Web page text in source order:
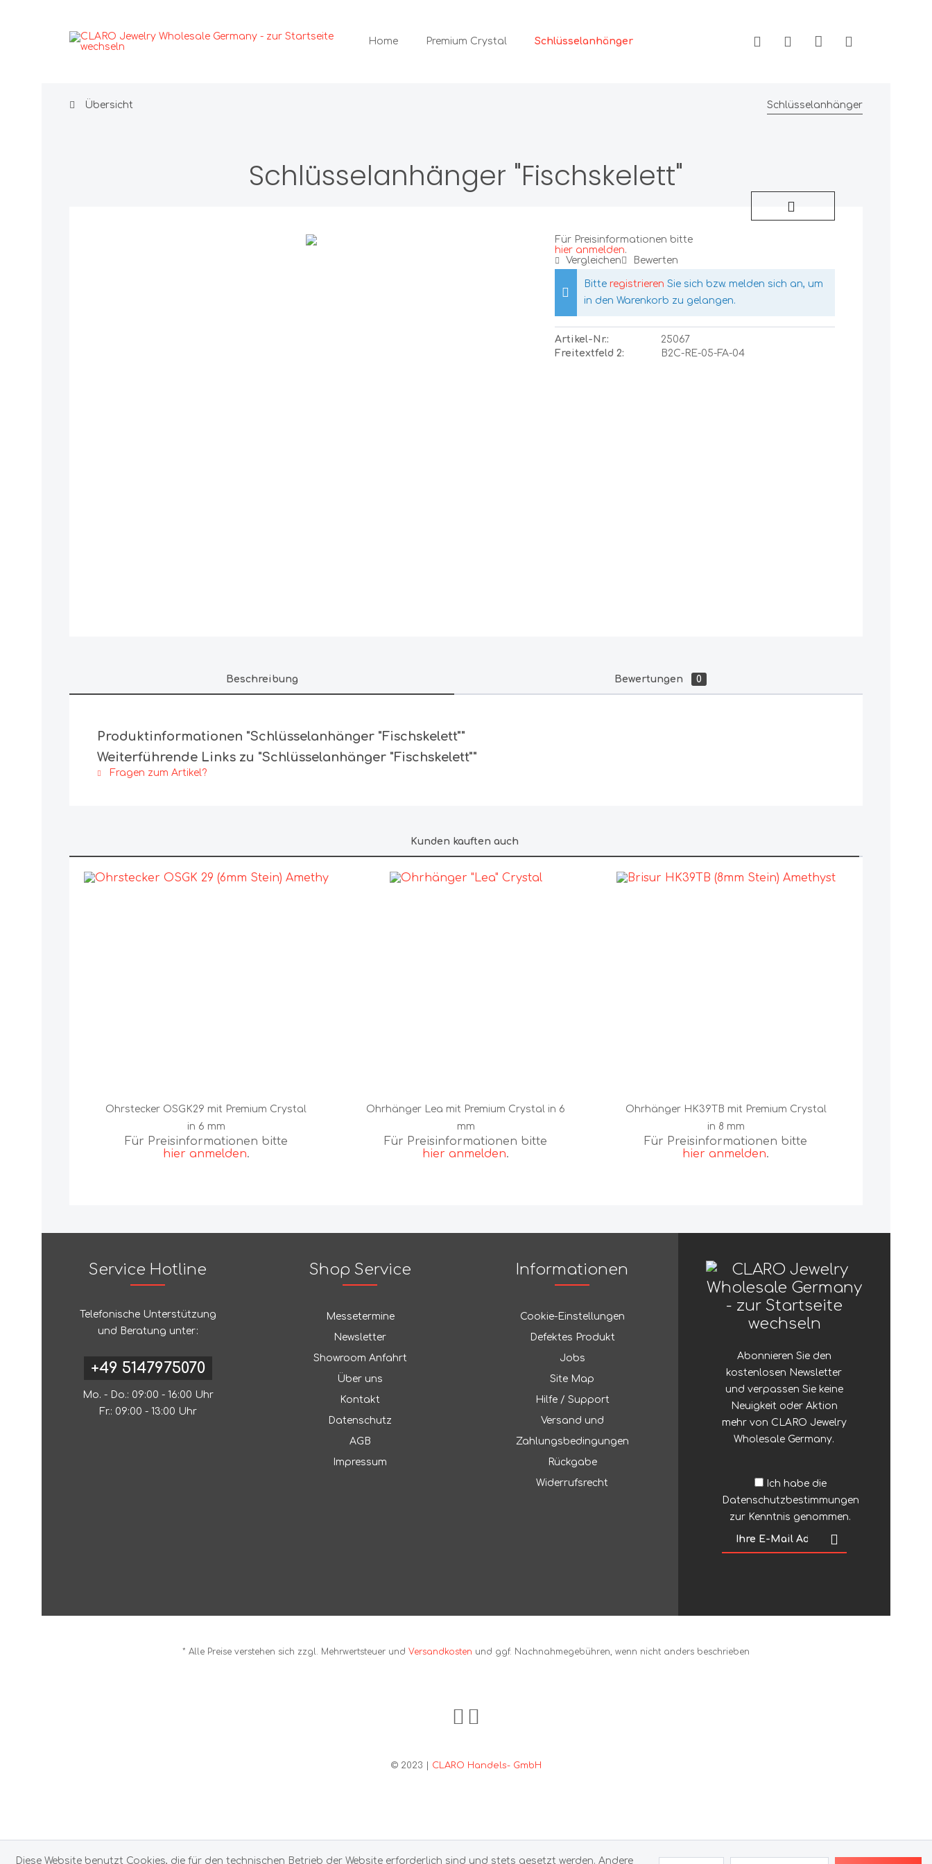
Home Premium Crystal
Ohrstecker
Ohrclips
Armbänder
Übersicht Schlüsselanhänger
Schlüsselanhänger "Fischskelett"
Für Preisinformationen bitte
hier anmelden.
Vergleichen
Bewerten
Bitte registrieren Sie sich bzw. melden sich an, um
in den Warenkorb zu gelangen.
Artikel-Nr.:
25067
Freitextfeld 2:
B2C-RE-05-FA-04
Beschreibung Bewertungen 0
Produktinformationen "Schlüsselanhänger "Fischskelett""
Weiterführende Links zu "Schlüsselanhänger "Fischskelett""
Fragen zum Artikel?
Kunden kauften auch
Ohrstecker OSGK29 mit Premium Crystal
in 6 mm
Für Preisinformationen bitte
hier anmelden.
Ohrhänger Lea mit Premium Crystal in 6
mm
Für Preisinformationen bitte
hier anmelden.
Ohrhänger HK39TB mit Premium Crystal
in 8 mm
Für Preisinformationen bitte
hier anmelden.
Service Hotline
Telefonische Unterstützung
und Beratung unter:
+49 5147975070
Mo. - Do.: 09:00 - 16:00 Uhr
Fr.: 09:00 - 13:00 Uhr
Shop Service
Messetermine
Newsletter
Showroom Anfahrt
Über uns
Kontakt
Datenschutz
AGB
Impressum
Informationen
Cookie-Einstellungen
Defektes Produkt
Jobs
Site Map
Hilfe / Support
Versand und
Zahlungsbedingungen
Rückgabe
Widerrufsrecht
Abonnieren Sie den
kostenlosen Newsletter
und verpassen Sie keine
Neuigkeit oder Aktion
mehr von CLARO Jewelry
Wholesale Germany.
Ich habe die
Datenschutzbestimmungen
zur Kenntnis genommen.
* Alle Preise verstehen sich zzgl. Mehrwertsteuer und Versandkosten und ggf. Nachnahmegebühren, wenn nicht anders beschrieben
© 2023 | CLARO Handels- GmbH
Diese Website benutzt Cookies, die für den technischen Betrieb der Website erforderlich sind und stets gesetzt werden. Andere